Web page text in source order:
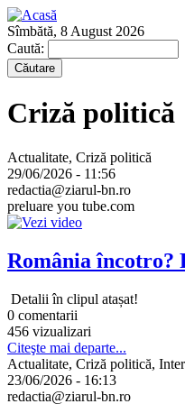
Sîmbătă, 8 August 2026
Caută:
Criză politică
Actualitate, Criză politică
29/06/2026 - 11:56
redactia@ziarul-bn.ro
preluare you tube.com
România încotro?
Detalii în clipul atașat!
0 comentarii
456 vizualizari
Citeşte mai departe...
Actualitate, Criză politică,
23/06/2026 - 16:13
redactia@ziarul-bn.ro